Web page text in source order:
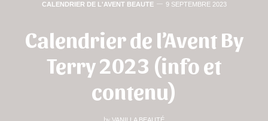
CALENDRIER DE L'AVENT BEAUTE 9 SEPTEMBRE 2023
Calendrier de l’Avent By
Terry 2023 (info et
contenu)